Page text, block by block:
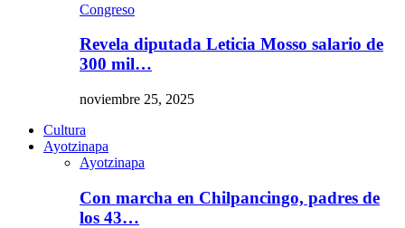
Congreso
Revela diputada Leticia Mosso salario de
300 mil…
noviembre 25, 2025
Cultura
Ayotzinapa
Ayotzinapa
Con marcha en Chilpancingo, padres de
los 43…